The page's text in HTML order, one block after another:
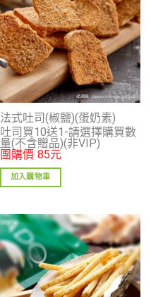
法式吐司(椒鹽)(蛋奶素)
吐司買10送1-請選擇購買數
量(不含贈品)(非VIP)
團購價 85元
加入購物車